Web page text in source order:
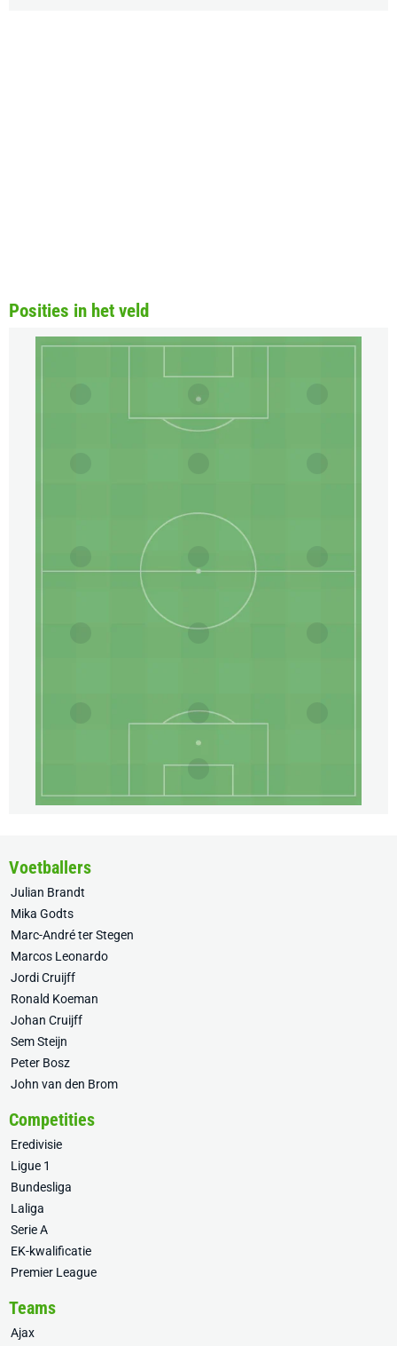
Posities in het veld
Voetballers
Julian Brandt
Mika Godts
Marc-André ter Stegen
Marcos Leonardo
Jordi Cruijff
Ronald Koeman
Johan Cruijff
Sem Steijn
Peter Bosz
John van den Brom
Competities
Eredivisie
Ligue 1
Bundesliga
Laliga
Serie A
EK-kwalificatie
Premier League
Teams
Ajax